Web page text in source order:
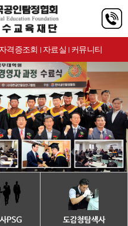
자격증조회 | 자료실 | 커뮤니티